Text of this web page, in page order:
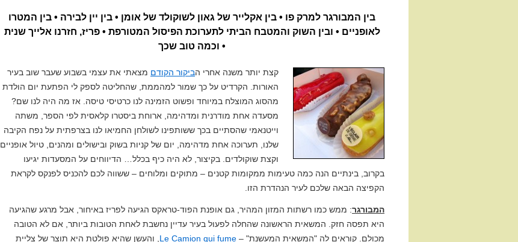
בין המבורגר למרק פו • בין אקלייר של גאון לשוקולד של אומן • בין יין לבירה • בין המטרו
לאופניים • ובין השוק והמטבח הביתי לתערוכת הפיסול המטורפת • פריז, חזרנו אלייך שנית
• וכמה טוב שכך
קצת יותר משנה אחרי הביקור הקודם מצאתי את עצמי בשבוע שעבר שוב בעיר
האורות. הקרדיט על כך שמור למהממת, שהחליטה לספק לי הפתעת יום הולדת
מהסוג המוצלח במיוחד ופשוט הזמינה לנו כרטיסי טיסה. אז מה היה לנו שם?
מסעדה אחת מודרנית ומדהימה, ארוחת ביסטרו קלאסית לפי הספר, משתה
וייטנאמי שהסתיים בכך ששותפינו לשולחן החמיאו לנו בצרפתית על נפח הקיבה
שלנו, תערוכה אחת מדהימה, יום של קניות בשוק ובישולים ומהנים, טיול אופניים
וקצת שוקולדים. בקיצור, לא היה כיף בכלל… הדיווחים על המסעדות יגיעו
בקרוב, בינתיים הנה כמה טעימות ממקומות קטנים – מתוקים ומלוחים – ששווה לכם להכניס לפנקס לקראת
הקפיצה הבאה שלכם לעיר הנהדרת הזו.
המבורגר: ממש כמו רשתות המזון המהיר, גם אופנת הפוד-טראקס הגיעה לפריז באיחור, אבל מרגע שהגיעה
היא תפסה חזק. המשאית הראשונה שהחלה לפעול בעיר עדיין נחשבת לאחת הטובות ביותר, אם לא הטובה
מכולם. קוראים לה "המשאית המעשנת" – Le Camion qui fume , והעשן שהיא פולטת היא תוצר של צליית